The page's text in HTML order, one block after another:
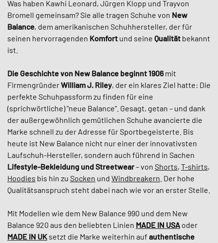
Was haben Kawhi Leonard, Jürgen Klopp und Trayvon
Bromell gemeinsam? Sie alle tragen Schuhe von New
Balance, dem amerikanischen Schuhhersteller, der für
seinen hervorragenden Komfort und seine Qualität bekannt
ist.
Die Geschichte von New Balance beginnt 1906mit
FirmengründerWilliam J. Riley, der ein klares Ziel hatte: Die
perfekte Schuhpassform zu finden für eine
(sprichwörtliche) “neue Balance”. Gesagt, getan – und dank
der außergewöhnlich gemütlichen Schuhe avancierte die
Marke schnell zu der Adresse für Sportbegeisterte. Bis
heute ist New Balance nicht nur einer der innovativsten
Laufschuh-Hersteller, sondern auch führend in Sachen
Lifestyle-Bekleidung und Streetwear– von Shorts, T-shirts,
Hoodies bis hin zu Socken und Windbreakern . Der hohe
Qualitätsanspruch steht dabei nach wie vor an erster Stelle.
Mit Modellen wie dem New Balance 990 und dem New
Balance 920 aus den beliebten Linien MADE IN USA oder
MADE IN UK setzt die Marke weiterhin auf authentische